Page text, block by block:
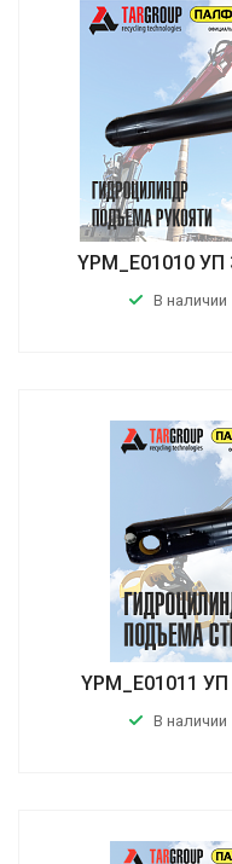
YPM_E01010
В наличии
YPM_E01011
В наличии